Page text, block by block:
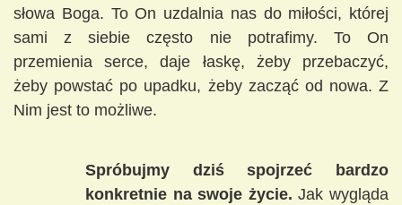
słowa Boga. To On uzdalnia nas do miłości, której
sami z siebie często nie potrafimy. To On
przemienia serce, daje łaskę, żeby przebaczyć,
żeby powstać po upadku, żeby zacząć od nowa. Z
Nim jest to możliwe.
Spróbujmy dziś spojrzeć bardzo
konkretnie na swoje życie. Jak wygląda